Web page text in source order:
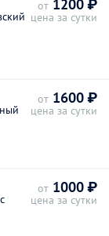
от 1200 ₽
цена за сутки
от 1600 ₽
цена за сутки
от 1000 ₽
цена за сутки